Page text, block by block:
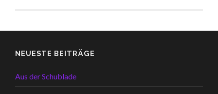
NEUESTE BEITRÄGE
Aus der Schublade